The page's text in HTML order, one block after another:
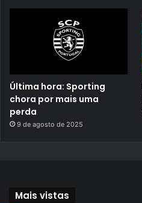
Última hora: Sporting
chora por mais uma
perda
9 de agosto de 2025
Mais vistas